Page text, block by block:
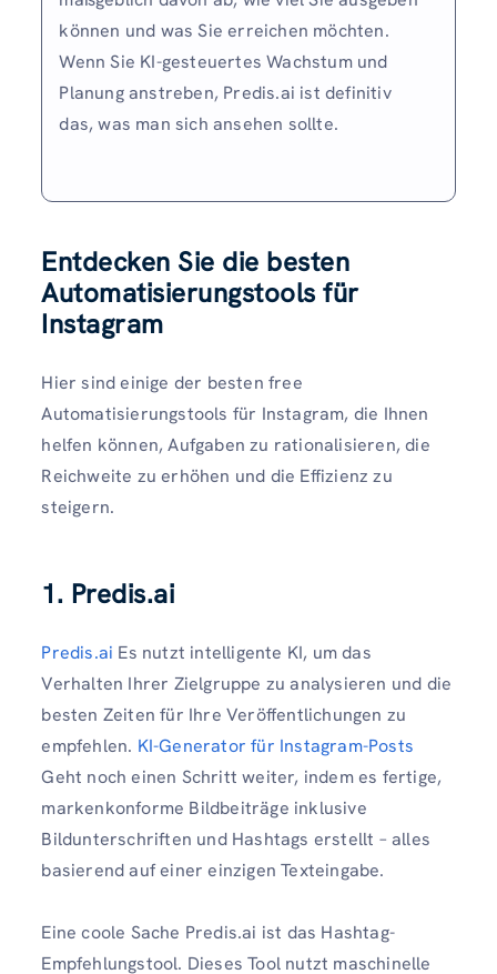
können und was Sie erreichen möchten.
Wenn Sie KI-gesteuertes Wachstum und
Planung anstreben, Predis.ai ist definitiv
das, was man sich ansehen sollte.
Entdecken Sie die besten
Automatisierungstools für
Instagram
Hier sind einige der besten free
Automatisierungstools für Instagram, die Ihnen
helfen können, Aufgaben zu rationalisieren, die
Reichweite zu erhöhen und die Effizienz zu
steigern.
1. Predis.ai
Predis.ai Es nutzt intelligente KI, um das
Verhalten Ihrer Zielgruppe zu analysieren und die
besten Zeiten für Ihre Veröffentlichungen zu
empfehlen. KI-Generator für Instagram-Posts
Geht noch einen Schritt weiter, indem es fertige,
markenkonforme Bildbeiträge inklusive
Bildunterschriften und Hashtags erstellt – alles
basierend auf einer einzigen Texteingabe.
Eine coole Sache Predis.ai ist das Hashtag-
Empfehlungstool. Dieses Tool nutzt maschinelle